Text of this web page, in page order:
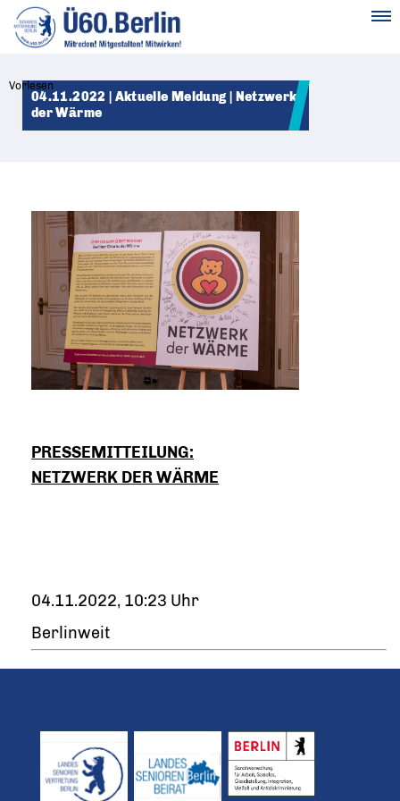
Vorlesen
04.11.2022 | Aktuelle Meldung | Netzwerk
der Wärme
PRESSEMITTEILUNG:
NETZWERK DER WÄRME
04.11.2022, 10:23 Uhr
Berlinweit